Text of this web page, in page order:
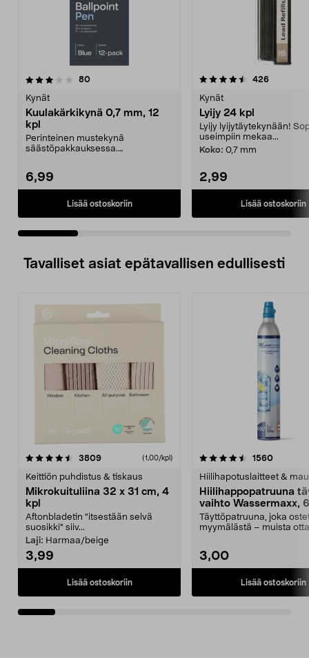
80arvostelut
Kynät
Kuulakärkikynä 0,7 mm, 12
kpl
Perinteinen mustekynä
säästöpakkauksessa.
6,99
Lisää ostoskoriin
4.5 viidestä
426arvostelut
Kynät
Lyijy 24 kpl
Lyijy lyijytäytekynään!
useimpiin mekaa...
Koko: 0,7 mm
2,99
Lisää ostoskoriin
3.5 viidestä
Tavalliset asiat epätavallisen edullisesti
3809arvostelut (1,00/kpl)
Keittiön puhdistus & tiskaus
Mikrokuituliina 32 x 31 cm, 4
kpl
Aftonbladetin "itsestään selvä
suosikki" siiv...
Laji: Harmaa/beige
3,99
Lisää ostoskoriin
4.5viidestä
1560
Hiilihapotuslaitteet &
Hiilihappopatruuna
vaihto Wassermaxx,
Täyttöpatruuna, joka
myymälästä – muista
3,00
Lisää ostoskoriin
4.5viidestä